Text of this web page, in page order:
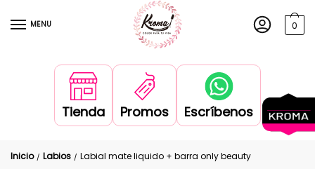
MENU 0
Tienda Promos Escríbenos
Inicio / Labios / Labial mate liquido + barra only beauty